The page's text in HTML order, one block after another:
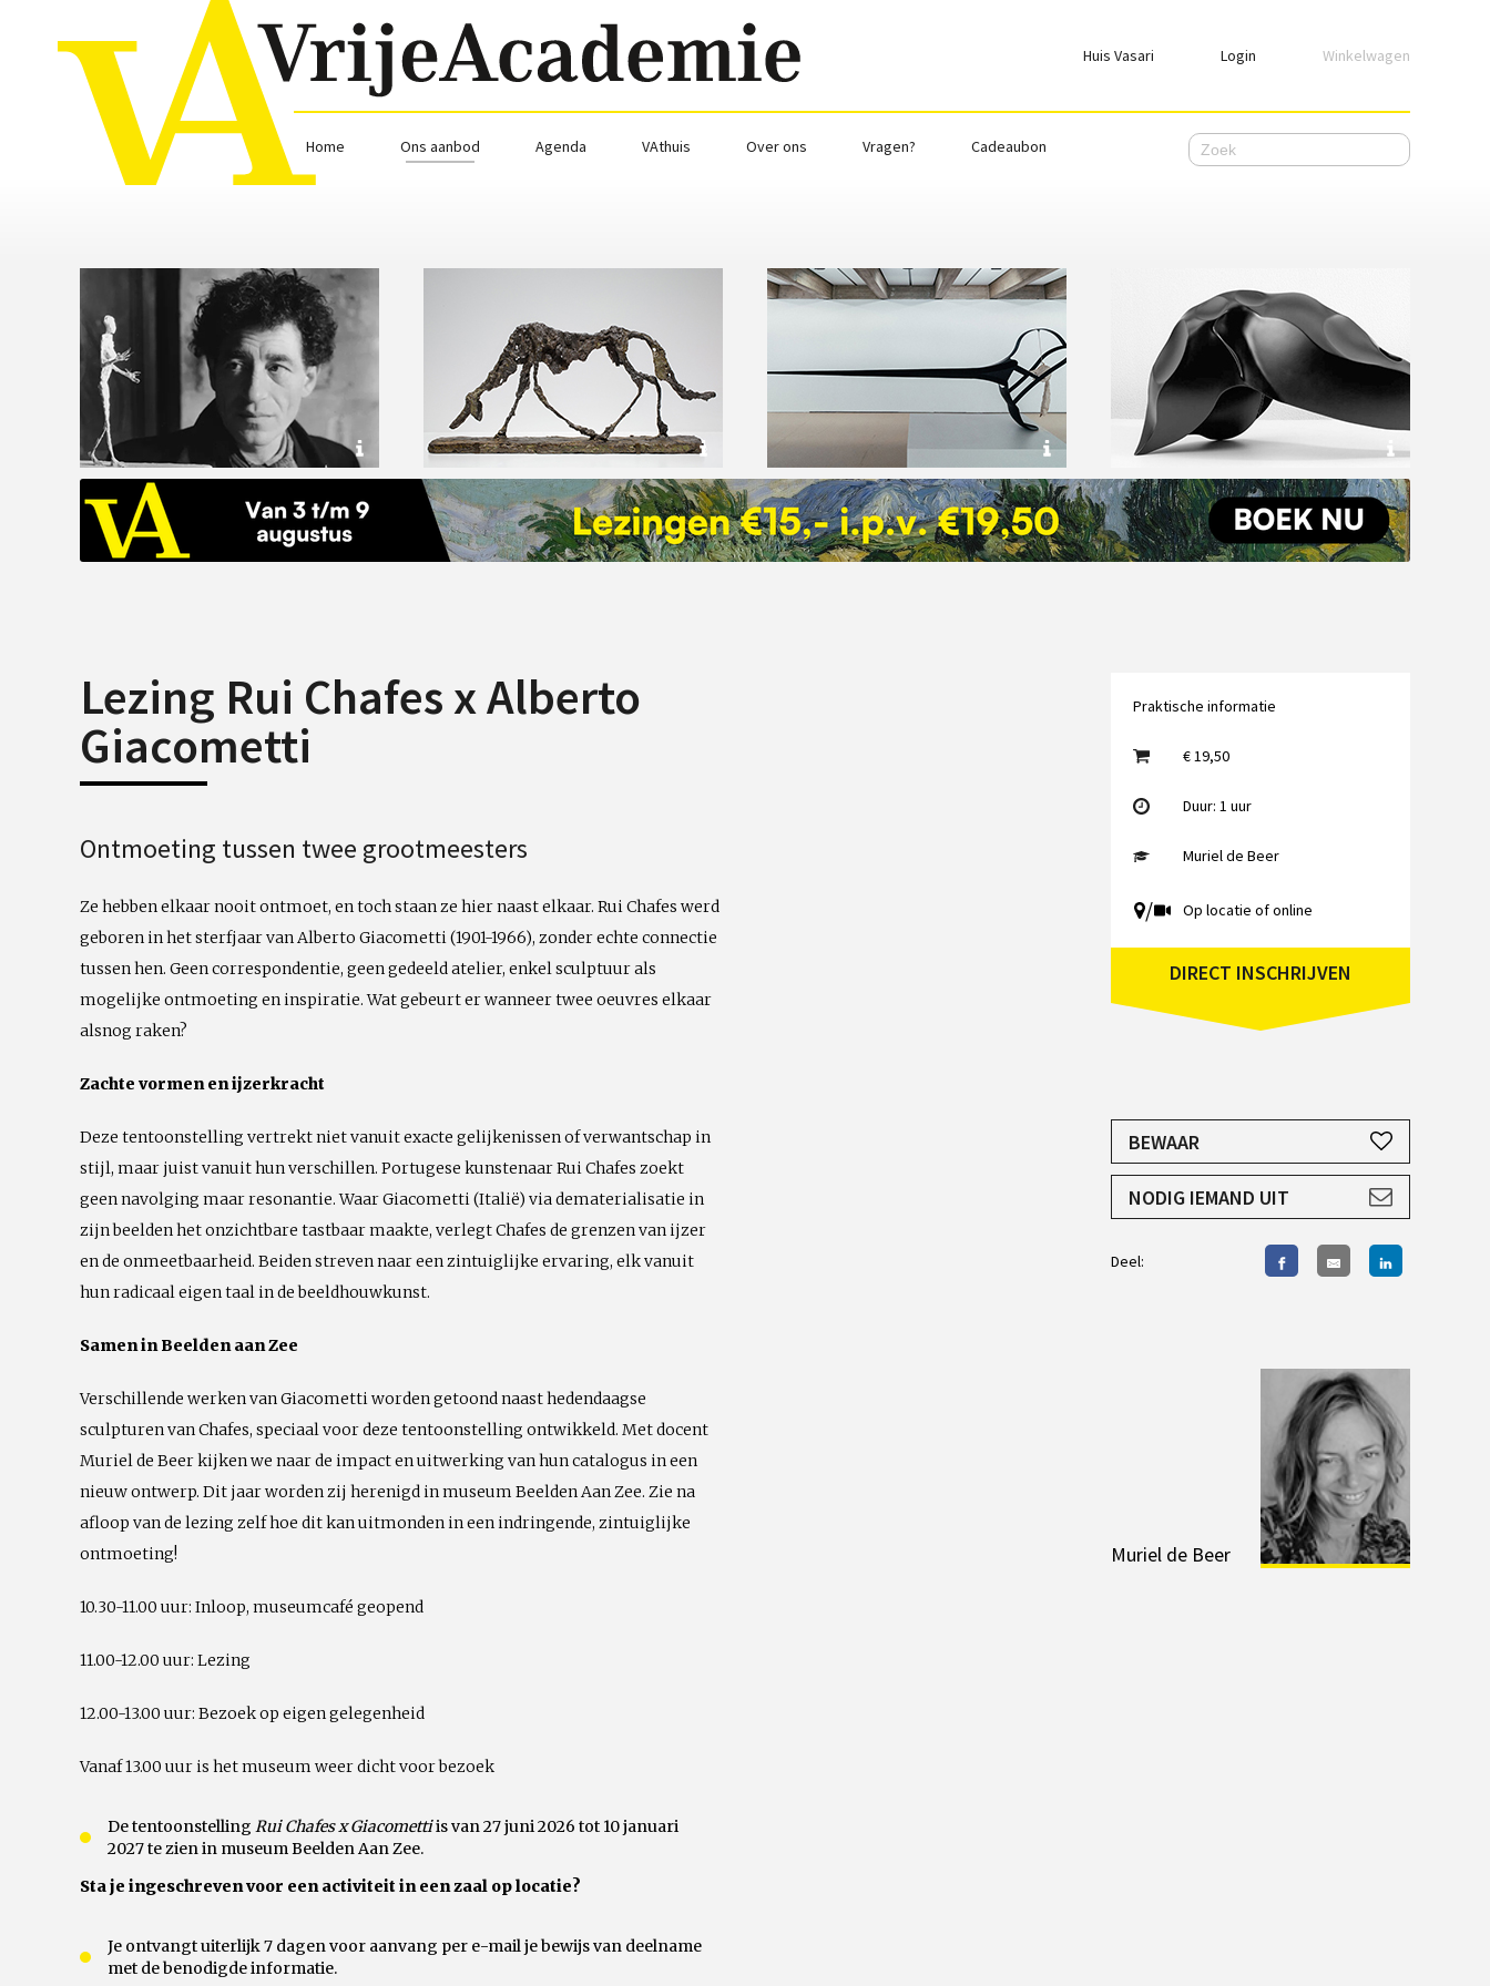
Huis Vasari Login
Login
Emailadres
Ik wil ingelogd blijven
WACHTWOORD VERGETEN
Nog geen account, meld jehier
Winkelwagen
Home Ons aanbod Agenda VAthuis Over ons Vragen? Cadeaubon
Lezing Rui Chafes x Alberto
Giacometti
Ontmoeting tussen twee grootmeesters
Ze hebben elkaar nooit ontmoet, en toch staan ze hier naast elkaar. Rui Chafes werd
geboren in het sterfjaar van Alberto Giacometti (1901-1966), zonder echte connectie
tussen hen. Geen correspondentie, geen gedeeld atelier, enkel sculptuur als
mogelijke ontmoeting en inspiratie. Wat gebeurt er wanneer twee oeuvres elkaar
alsnog raken?
Zachte vormen en ijzerkracht
Deze tentoonstelling vertrekt niet vanuit exacte gelijkenissen of verwantschap in
stijl, maar juist vanuit hun verschillen. Portugese kunstenaar Rui Chafes zoekt
geen navolging maar resonantie. Waar Giacometti (Italië) via dematerialisatie in
zijn beelden het onzichtbare tastbaar maakte, verlegt Chafes de grenzen van ijzer
en de onmeetbaarheid. Beiden streven naar een zintuiglijke ervaring, elk vanuit
hun radicaal eigen taal in de beeldhouwkunst.
Samen in Beelden aan Zee
Verschillende werken van Giacometti worden getoond naast hedendaagse
sculpturen van Chafes, speciaal voor deze tentoonstelling ontwikkeld. Met docent
Muriel de Beer kijken we naar de impact en uitwerking van hun catalogus in een
nieuw ontwerp. Dit jaar worden zij herenigd in museum Beelden Aan Zee. Zie na
afloop van de lezing zelf hoe dit kan uitmonden in een indringende, zintuiglijke
ontmoeting!
10.30-11.00 uur: Inloop, museumcafé geopend
11.00-12.00 uur: Lezing
12.00-13.00 uur: Bezoek op eigen gelegenheid
Vanaf 13.00 uur is het museum weer dicht voor bezoek
De tentoonstelling Rui Chafes x Giacomettiis van 27 juni 2026 tot 10 januari
2027 te zien in museum Beelden Aan Zee.
Sta je ingeschreven voor een activiteit in een zaal op locatie?
Je ontvangt uiterlijk 7 dagen voor aanvang per e-mail je bewijs van deelname
met de benodigde informatie.
Praktische informatie
€ 19,50
Duur: 1 uur
Muriel de Beer
/ Op locatie of online
DIRECT INSCHRIJVEN
JE HEBT EEN ACCOUNT NODIG
AANMELDEN
BEWAAR
NODIG IEMAND UIT
Deel:
Muriel de Beer